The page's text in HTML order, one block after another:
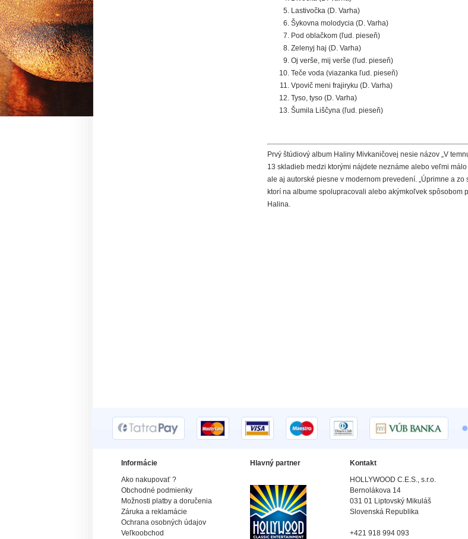
Lastivočka (D. Varha)
Šykovna molodycia (D. Varha)
Pod oblačkom (ľud. pieseň)
Zelenyj haj (D. Varha)
Oj verše, mij verše (ľud. pieseň)
Teče voda (viazanka ľud. pieseň)
Vpovič meni frajiryku (D. Varha)
Tyso, tyso (D. Varha)
Šumila Liščyna (ľud. pieseň)
Prvý štúdiový album Haliny Mivkaničovej nesie názov „V
13 skladieb medzi ktorými nájdete neznáme alebo veľmi
ale aj autorské piesne v modernom prevedení. „Úprimne a zo
ktorí na albume spolupracovali alebo akýmkoľvek spôsobom
Halina.
•
Informácie
Ako nakupovať ?
Obchodné podmienky
Možnosti platby a doručenia
Záruka a reklamácie
Ochrana osobných údajov
Veľkoobchod
Hlavný partner
Kontakt
HOLLYWOOD C.E.S., s.r.o.
Bernolákova 14
031 01 Liptovský Mikuláš
Slovenská Republika
+421 918 994 093